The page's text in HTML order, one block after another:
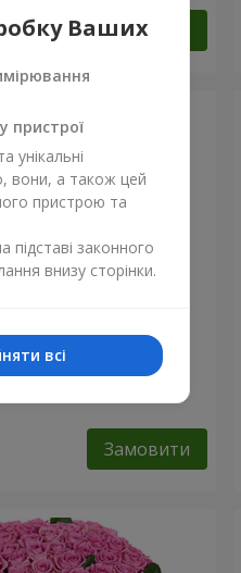
Замовити
Замовити
Ваших
пристрої
унікальні
вони, а також цей
пристрою та
підставі законного
внизу сторінки.
всі